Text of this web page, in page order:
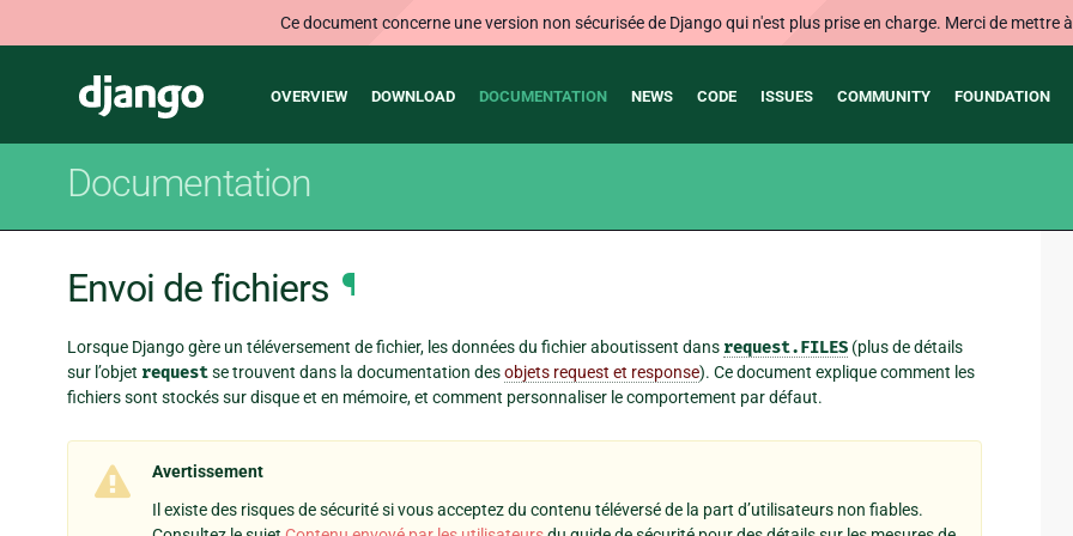
Ce document concerne une version non sécurisée de Django qui n'est plus prise en charge. Merci de mettre
Django
Main
OVERVIEW DOWNLOAD DOCUMENTATION NEWS CODE ISSUES COMMUNITY FOUNDATION
Documentation
Envoi de fichiers ¶
Lorsque Django gère un téléversement de fichier, les données du fichier aboutissent dans request.FILES (plus de détails
sur l’objet requestse trouvent dans la documentation desobjets request et response). Ce document explique comment les
fichiers sont stockés sur disque et en mémoire, et comment personnaliser le comportement par défaut.
Avertissement
Il existe des risques de sécurité si vous acceptez du contenu téléversé de la part d’utilisateurs non fiables.